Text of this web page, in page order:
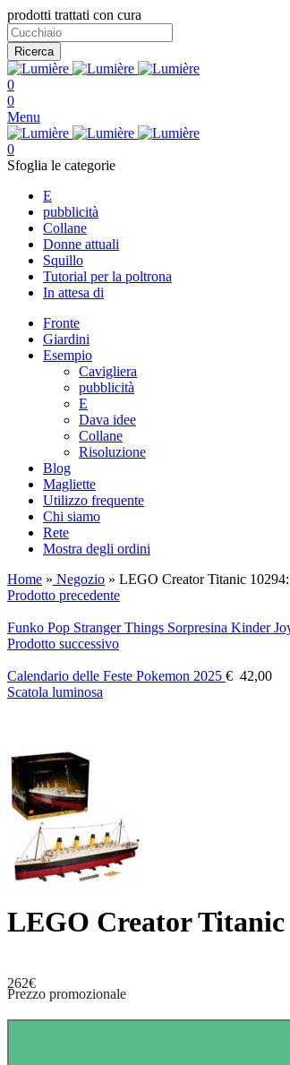
prodotti trattati con cura
Ricerca
0
0
Menu
0
Sfoglia le categorie
E
pubblicità
Collane
Donne attuali
Squillo
Tutorial per la poltrona
In attesa di
Fronte
Giardini
Esempio
Cavigliera
pubblicità
E
Dava idee
Collane
Risoluzione
Blog
Magliette
Utilizzo frequente
Chi siamo
Rete
Mostra degli ordini
Home » Negozio » LEGO Creator Titanic
Prodotto precedente
Funko Pop Stranger Things Sorpresina Kinder
Prodotto successivo
Calendario delle Feste Pokemon 2025 € 42,00
Scatola luminosa
LEGO Creator Titanic
262€
Prezzo promozionale